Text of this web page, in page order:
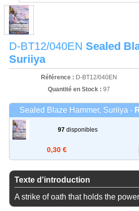
D-BT12/040EN Sealed
Suriiya
Référence : D-BT12/040EN
Quantité en Stock : 97
Sealed Blaze Hammer, Suriiya -
97disponibles
0,30 €
Texte d'introduction
A strike of oath that holds the